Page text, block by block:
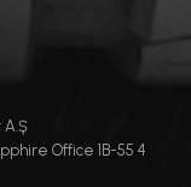
A.Ş
Office 1B-55 4